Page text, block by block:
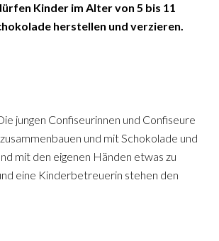
Kinder im Alter von 5 bis 11
herstellen und verzieren.
jungen Confiseurinnen und Confiseure
und mit Schokolade und
mit den eigenen Händen etwas zu
eine Kinderbetreuerin stehen den